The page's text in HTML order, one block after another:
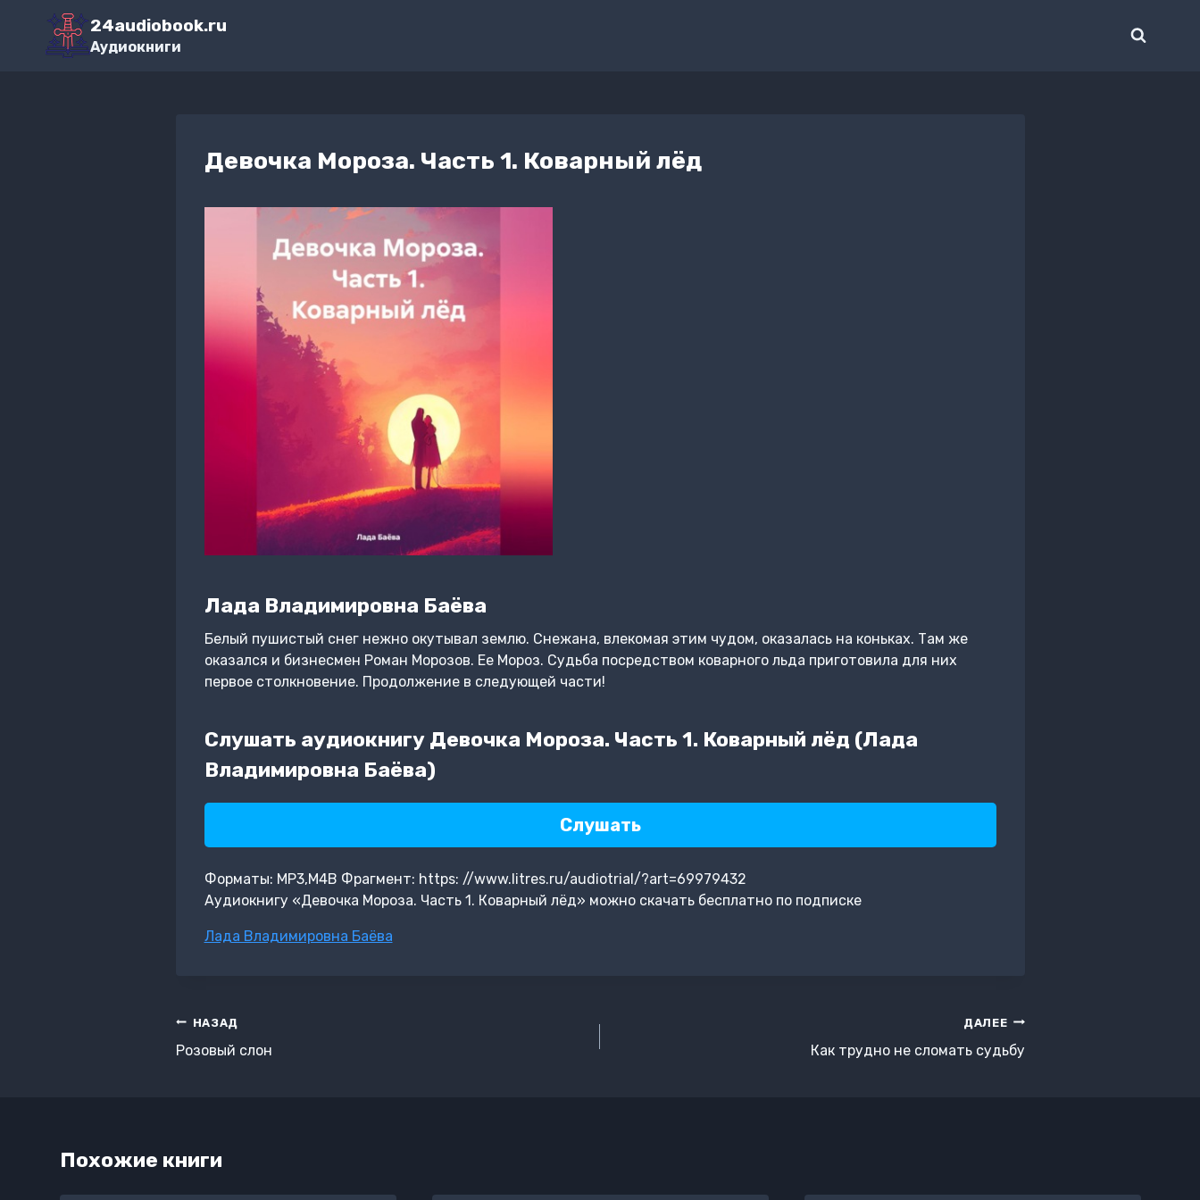
Перейти
содержимому
24audiobook.ru
Аудиокниги
Девочка Мороза. Часть 1. Коварный лёд
Лада Владимировна Баёва
Белый пушистый снег нежно окутывал землю. Снежана, влекомая этим чудом, оказалась на коньках. Там же
оказался и бизнесмен Роман Морозов. Ее Мороз. Судьба посредством коварного льда приготовила для них
первое столкновение. Продолжение в следующей части!
Слушать аудиокнигу Девочка Мороза. Часть 1. Коварный лёд (Лада
Владимировна Баёва)
Слушать
Форматы: MP3,M4B Фрагмент: https: //www.litres.ru/audiotrial/?art=69979432
Аудиокнигу «Девочка Мороза. Часть 1. Коварный лёд» можно скачать бесплатно по подписке
Метки
Лада Владимировна Баёва
Навигация
по
НАЗАД
Розовый слон
ДАЛЕЕ
Как трудно не сломать судьбу
Похожие книги